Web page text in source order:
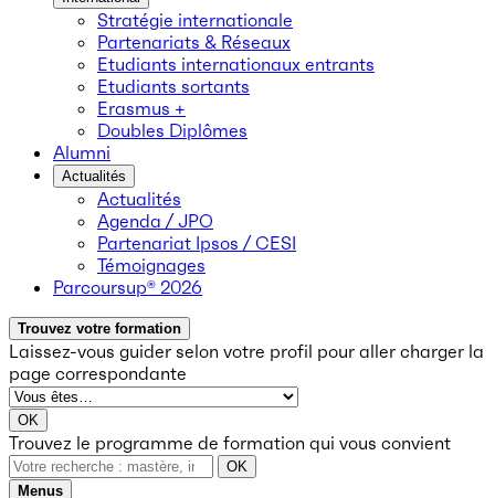
Stratégie internationale
Partenariats & Réseaux
Etudiants internationaux entrants
Etudiants sortants
Erasmus +
Doubles Diplômes
Alumni
Actualités
Actualités
Agenda / JPO
Partenariat Ipsos / CESI
Témoignages
Parcoursup® 2026
Trouvez votre formation
Laissez-vous guider selon votre profil pour aller charger la
page correspondante
OK
Trouvez le programme de formation qui vous convient
OK
Menus